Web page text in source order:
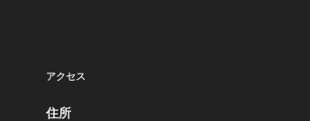
アクセス
住所